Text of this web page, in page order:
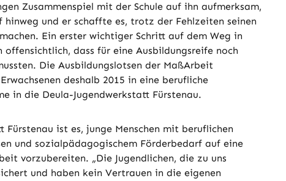
Zusammenspiel mit der Schule auf ihn aufmerksam,
hinweg und er schaffte es, trotz der Fehlzeiten seinen
Ein erster wichtiger Schritt auf dem Weg in
offensichtlich, dass für eine Ausbildungsreife noch
Die Ausbildungslotsen der MaßArbeit
deshalb 2015 in eine berufliche
in die Deula-Jugendwerkstatt Fürstenau.
Fürstenau ist es, junge Menschen mit beruflichen
und sozialpädagogischem Förderbedarf auf eine
vorzubereiten. „Die Jugendlichen, die zu uns
und haben kein Vertrauen in die eigenen